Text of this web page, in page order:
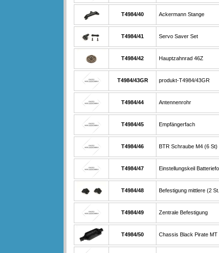
T4984/40 Ackermann Stange
T4984/41 Servo Saver Set
T4984/42 Hauptzahnrad 46Z
T4984/43GR produkt-T4984/43GR
T4984/44 Antennenrohr
T4984/45 Empfängerfach
T4984/46 BTR Schraube M4 (6 St)
T4984/47 Einstellungskeil
T4984/48 Befestigung mittlere (2
T4984/49 Zentrale Befestigung
T4984/50 Chassis Black Pirate MT